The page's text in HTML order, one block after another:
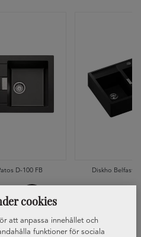
cookies
att anpassa innehållet och
funktioner för sociala
D-100 FB Diskho Belfast